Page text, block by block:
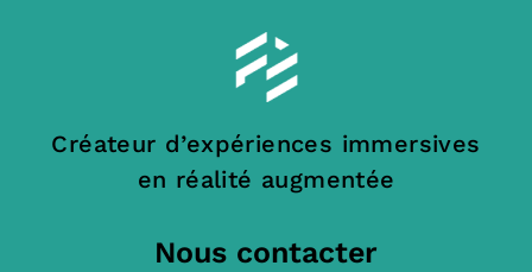
Créateur d’expériences immersives
en réalité augmentée
Nous contacter